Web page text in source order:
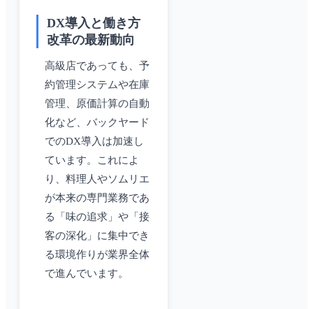
DX導入と働き方
改革の最新動向
高級店であっても、予
約管理システムや在庫
管理、原価計算の自動
化など、バックヤード
でのDX導入は加速し
ています。これによ
り、料理人やソムリエ
が本来の専門業務であ
る「味の追求」や「接
客の深化」に集中でき
る環境作りが業界全体
で進んでいます。